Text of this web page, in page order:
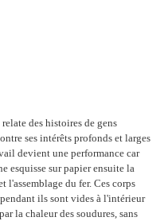
des histoires de gens
ses intérêts profonds et larges
devient une performance car
esquisse sur papier ensuite la
du fer. Ces corps
ils sont vides à l'intérieur
la chaleur des soudures, sans